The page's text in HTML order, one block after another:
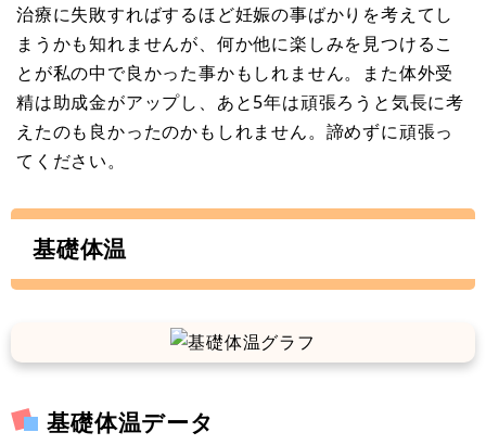
治療に失敗すればするほど妊娠の事ばかりを考えてし
まうかも知れませんが、何か他に楽しみを見つけるこ
とが私の中で良かった事かもしれません。また体外受
精は助成金がアップし、あと5年は頑張ろうと気長に考
えたのも良かったのかもしれません。諦めずに頑張っ
てください。
基礎体温
基礎体温データ